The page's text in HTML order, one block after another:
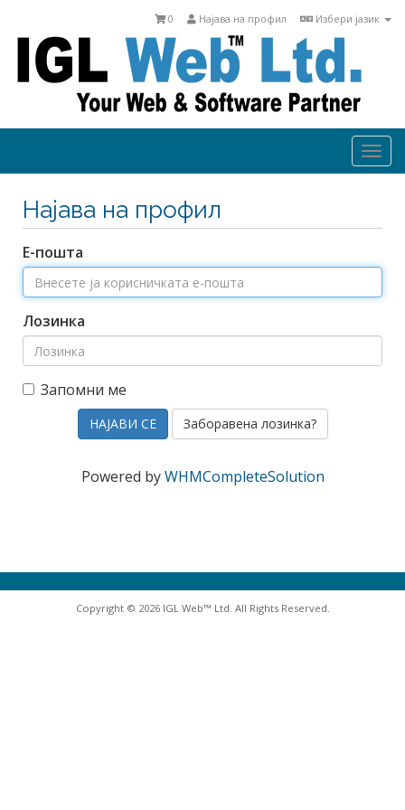
Избери јазик
Најава на профил
0
Најава на профил
Е-пошта
Лозинка
Запомни ме
Заборавена лозинка?
Powered byWHMCompleteSolution
Copyright © 2026 IGL Web™ Ltd. All Rights Reserved.